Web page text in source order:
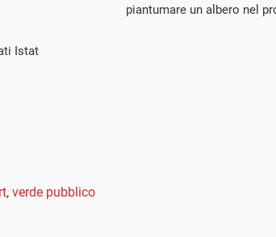
piantumare un albero nel
Istat
, verde pubblico